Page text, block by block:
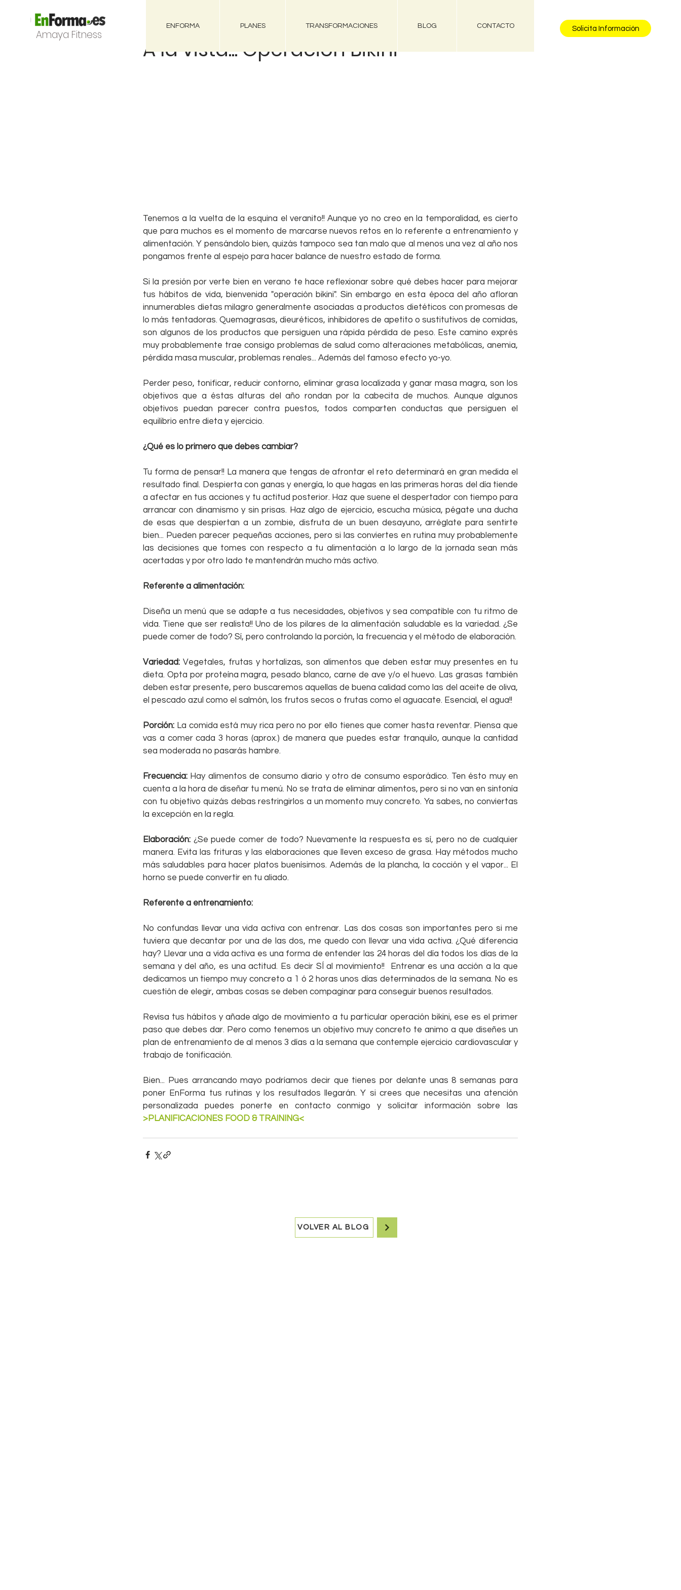
Amaya Fitness
ENFORMA PLANES TRANSFORMACIONES BLOG CONTACTO Solicita Información
A la vista... Operación Bikini
Tenemos a la vuelta de la esquina el veranito!! Aunque yo no creo en la temporalidad, es cierto
que para muchos es el momento de marcarse nuevos retos en lo referente a entrenamiento y
alimentación. Y pensándolo bien, quizás tampoco sea tan malo que al menos una vez al año nos
pongamos frente al espejo para hacer balance de nuestro estado de forma.
Si la presión por verte bien en verano te hace reflexionar sobre qué debes hacer para mejorar
tus hábitos de vida, bienvenida "operación bikini". Sin embargo en esta época del año afloran
innumerables dietas milagro generalmente asociadas a productos dietéticos con promesas de
lo más tentadoras. Quemagrasas, dieuréticos, inhibidores de apetito o sustitutivos de comidas,
son algunos de los productos que persiguen una rápida pérdida de peso. Este camino exprés
muy probablemente trae consigo problemas de salud como alteraciones metabólicas, anemia,
pérdida masa muscular, problemas renales... Además del famoso efecto yo-yo.
Perder peso, tonificar, reducir contorno, eliminar grasa localizada y ganar masa magra, son los
objetivos que a éstas alturas del año rondan por la cabecita de muchos. Aunque algunos
objetivos puedan parecer contra puestos, todos comparten conductas que persiguen el
equilibrio entre dieta y ejercicio.
¿Qué es lo primero que debes cambiar?
Tu forma de pensar!! La manera que tengas de afrontar el reto determinará en gran medida el
resultado final. Despierta con ganas y energía, lo que hagas en las primeras horas del día tiende
a afectar en tus acciones y tu actitud posterior. Haz que suene el despertador con tiempo para
arrancar con dinamismo y sin prisas. Haz algo de ejercicio, escucha música, pégate una ducha
de esas que despiertan a un zombie, disfruta de un buen desayuno, arréglate para sentirte
bien... Pueden parecer pequeñas acciones, pero si las conviertes en rutina muy probablemente
las decisiones que tomes con respecto a tu alimentación a lo largo de la jornada sean más
acertadas y por otro lado te mantendrán mucho más activo.
Referente a alimentación:
Diseña un menú que se adapte a tus necesidades, objetivos y sea compatible con tu ritmo de
vida. Tiene que ser realista!! Uno de los pilares de la alimentación saludable es la variedad. ¿Se
puede comer de todo? Sí, pero controlando la porción, la frecuencia y el método de elaboración.
Variedad: Vegetales, frutas y hortalizas, son alimentos que deben estar muy presentes en tu
dieta. Opta por proteína magra, pesado blanco, carne de ave y/o el huevo. Las grasas también
deben estar presente, pero buscaremos aquellas de buena calidad como las del aceite de oliva,
el pescado azul como el salmón, los frutos secos o frutas como el aguacate. Esencial, el agua!!
Porción: La comida está muy rica pero no por ello tienes que comer hasta reventar. Piensa que
vas a comer cada 3 horas (aprox.) de manera que puedes estar tranquilo, aunque la cantidad
sea moderada no pasarás hambre.
Frecuencia: Hay alimentos de consumo diario y otro de consumo esporádico. Ten ésto muy en
cuenta a la hora de diseñar tu menú. No se trata de eliminar alimentos, pero si no van en sintonía
con tu objetivo quizás debas restringirlos a un momento muy concreto. Ya sabes, no conviertas
la excepción en la regla.
Elaboración: ¿Se puede comer de todo? Nuevamente la respuesta es sí, pero no de cualquier
manera. Evita las frituras y las elaboraciones que lleven exceso de grasa. Hay métodos mucho
más saludables para hacer platos buenísimos. Además de la plancha, la cocción y el vapor... El
horno se puede convertir en tu aliado.
Referente a entrenamiento:
No confundas llevar una vida activa con entrenar. Las dos cosas son importantes pero si me
tuviera que decantar por una de las dos, me quedo con llevar una vida activa. ¿Qué diferencia
hay? Llevar una a vida activa es una forma de entender las 24 horas del día todos los días de la
semana y del año, es una actitud. Es decir SÍ al movimiento!!  Entrenar es una acción a la que
dedicamos un tiempo muy concreto a 1 ó 2 horas unos días determinados de la semana. No es
cuestión de elegir, ambas cosas se deben compaginar para conseguir buenos resultados.
Revisa tus hábitos y añade algo de movimiento a tu particular operación bikini, ese es el primer
paso que debes dar. Pero como tenemos un objetivo muy concreto te animo a que diseñes un
plan de entrenamiento de al menos 3 días a la semana que contemple ejercicio cardiovascular y
trabajo de tonificación.
Bien... Pues arrancando mayo podríamos decir que tienes por delante unas 8 semanas para
poner EnForma tus rutinas y los resultados llegarán. Y si crees que necesitas una atención
>PLANIFICACIONES FOOD & TRAINING<
VOLVER AL BLOG